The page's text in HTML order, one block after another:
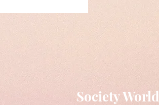
Society World